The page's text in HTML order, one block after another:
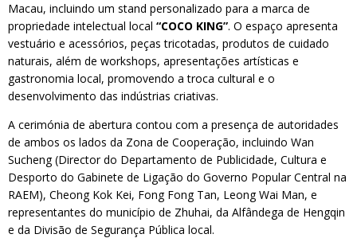
Macau, incluindo um stand personalizado para a marca de
propriedade intelectual local “COCO KING”. O espaço apresenta
vestuário e acessórios, peças tricotadas, produtos de cuidado
naturais, além de workshops, apresentações artísticas e
gastronomia local, promovendo a troca cultural e o
desenvolvimento das indústrias criativas.
A cerimónia de abertura contou com a presença de autoridades
de ambos os lados da Zona de Cooperação, incluindo Wan
Sucheng (Director do Departamento de Publicidade, Cultura e
Desporto do Gabinete de Ligação do Governo Popular Central na
RAEM), Cheong Kok Kei, Fong Fong Tan, Leong Wai Man, e
representantes do município de Zhuhai, da Alfândega de Hengqin
e da Divisão de Segurança Pública local.